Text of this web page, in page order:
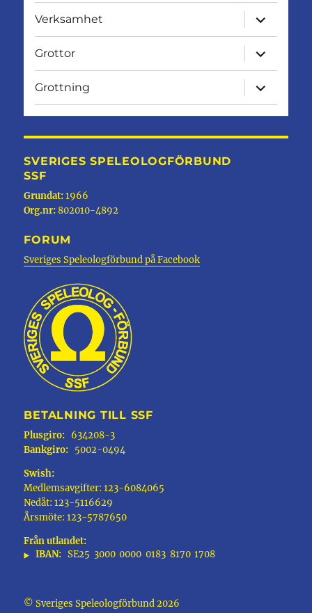
Verksamhet
expandera
Grottor
expandera
Grottning
expandera
SVERIGES SPELEOLOGFÖRBUND
SSF
Grundat:1966
Org.nr:802010-4892
FORUM
Sveriges Speleologförbund på Facebook
BETALNING TILL SSF
Plusgiro: 634208-3
Bankgiro: 5002-0494
Swish:
Medlemsavgifter: 123-6084065
Nedåt: 123-5116629
Årsmöte: 123-5787650
Från utlandet:
IBAN: SE25 3000 0000 0183 8170 1708
© Sveriges Speleologförbund 2026